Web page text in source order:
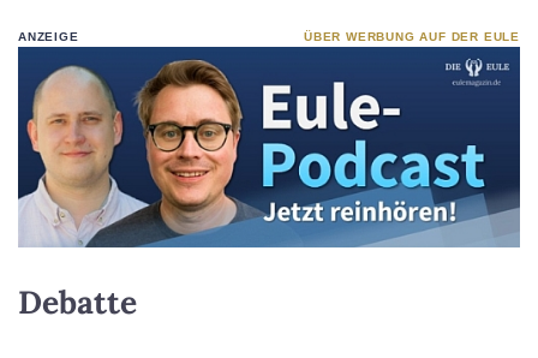
ANZEIGE ÜBER WERBUNG AUF DER EULE
Debatte